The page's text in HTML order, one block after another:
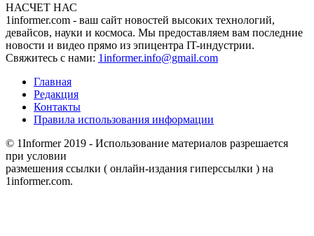
НАСЧЕТ НАС
1informer.com - ваш сайт новостей высоких технологий,
девайсов, науки и космоса. Мы предоставляем вам последние
новости и видео прямо из эпицентра IT-индустрии.
Свяжитесь с нами: 1informer.info@gmail.com
Главная
Редакция
Контакты
Правила использования информации
© 1Informer 2019 - Использование материалов разрешается
при условии
размешения ссылки ( онлайн-издания гиперссылки ) на
1informer.com.